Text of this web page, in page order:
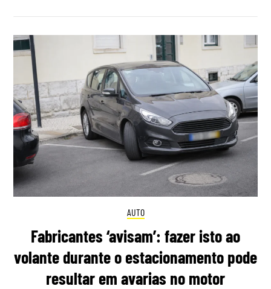
AUTO
Fabricantes ‘avisam’: fazer isto ao
volante durante o estacionamento pode
resultar em avarias no motor